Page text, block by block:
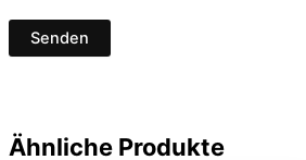
Ähnliche Produkte